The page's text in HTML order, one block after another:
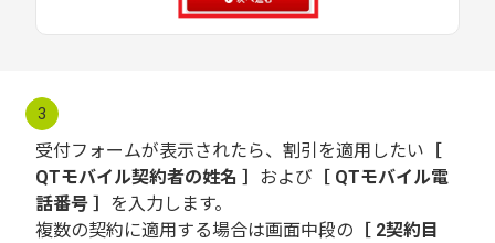
3
受付フォームが表示されたら、割引を適用したい ［
QTモバイル契約者の姓名 ］ および ［ QTモバイル電
話番号 ］ を入力します。
複数の契約に適用する場合は画面中段の ［ 2契約目